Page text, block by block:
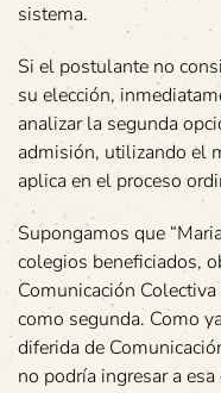
sistema.
Si el postulante no
su elección,
analizar la segunda
admisión, utilizando el
aplica en el proceso
Supongamos que
colegios beneficiados,
Comunicación
como segunda. Como
diferida de
no podría ingresar a esa